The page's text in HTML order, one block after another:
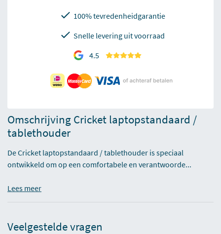
100% tevredenheidgarantie
Snelle levering uit voorraad
4.5
Omschrijving Cricket laptopstandaard /
tablethouder
De Cricket laptopstandaard / tablethouder is speciaal
ontwikkeld om op een comfortabele en verantwoorde...
Lees meer
Veelgestelde vragen